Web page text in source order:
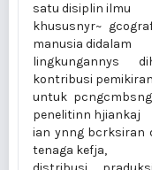
satu disiplin ilmu
khususnyr~
manusia didalam
lingkungannys
kontribusi pemikiran
untuk
penelitinn hjiankaj
ian ynng bcrksiran
tenaga kefja,